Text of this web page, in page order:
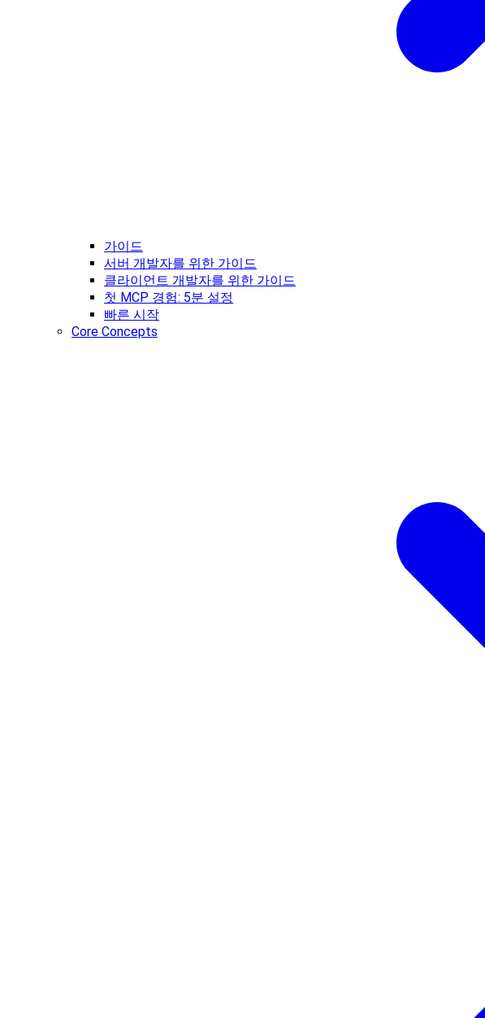
가이드
서버 개발자를 위한 가이드
클라이언트 개발자를 위한 가이드
첫 MCP 경험: 5분 설정
빠른 시작
Core Concepts